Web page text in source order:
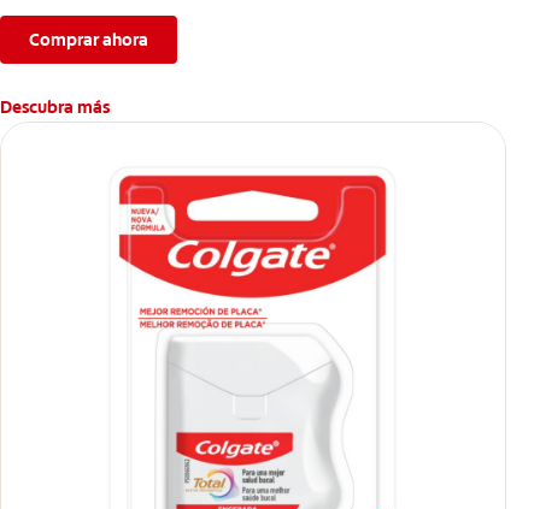
Comprar ahora
Descubra más